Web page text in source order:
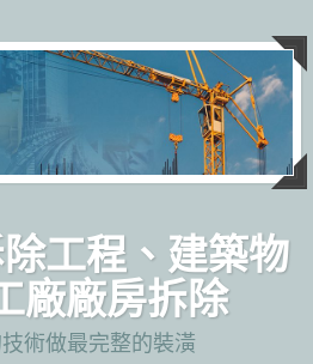
工程、建築物
廠廠房拆除
術做最完整的裝潢